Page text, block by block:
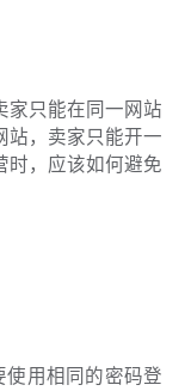
家只能在同一网站
站，卖家只能开一
时，应该如何避免
使用相同的密码登